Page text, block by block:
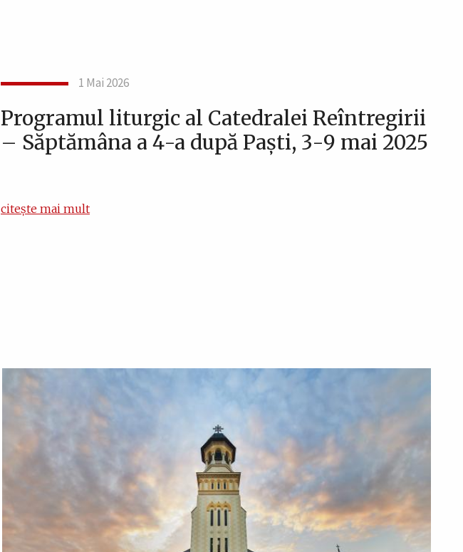
1 Mai 2026
Programul liturgic al Catedralei Reîntregirii
– Săptămâna a 4-a după Paști, 3-9 mai 2025
citește mai mult